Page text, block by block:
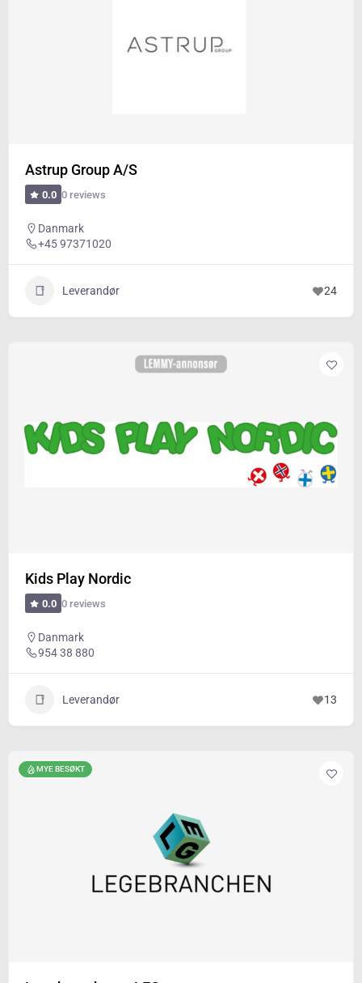
Astrup Group A/S
0.0 0 reviews
Danmark
+45 97371020
Leverandør 24
Kids Play Nordic
0.0 0 reviews
Danmark
954 38 880
Leverandør 13
MYE BESØKT